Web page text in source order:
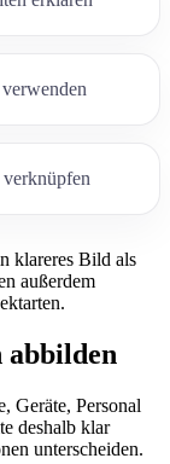
verknüpfen
klareres Bild als
außerdem
abbilden
Geräte, Personal
deshalb klar
unterscheiden.